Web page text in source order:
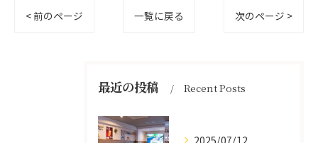
< 前のページ 一覧に戻る 次のページ >
最近の投稿 Recent Posts
2025/07/12